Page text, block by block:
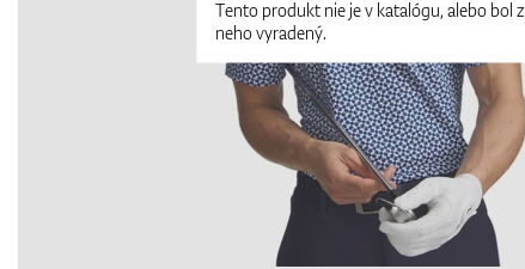
Tento produkt nie je v katalógu, alebo bol z
neho vyradený.